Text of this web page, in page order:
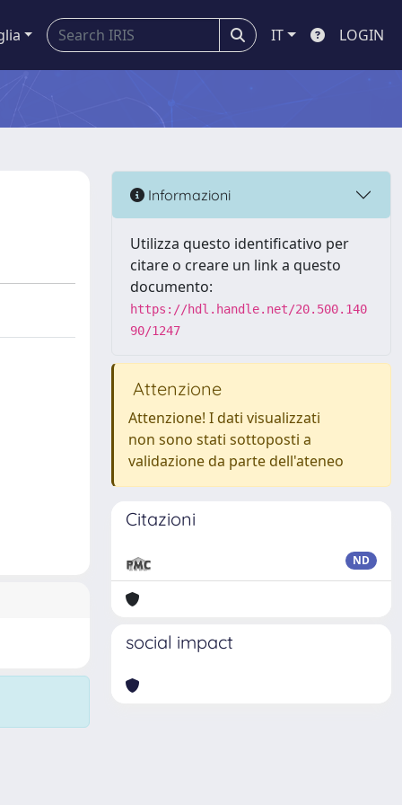
IT LOGIN
Informazioni
Utilizza questo identificativo per
citare o creare un link a questo
documento:
https://hdl.handle.net/20.500.140
90/1247
Attenzione
Attenzione! I dati visualizzati
non sono stati sottoposti a
validazione da parte dell'ateneo
Citazioni
ND
social impact